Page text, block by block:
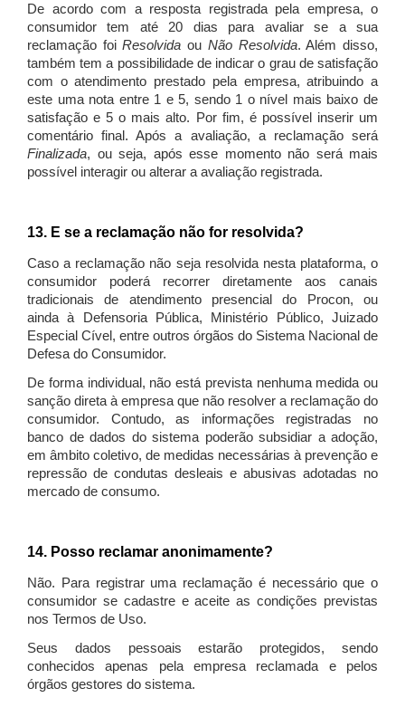
De acordo com a resposta registrada pela empresa, o
consumidor tem até 20 dias para avaliar se a sua
reclamação foiResolvida ou Não Resolvida. Além disso,
também tem a possibilidade de indicar o grau de satisfação
com o atendimento prestado pela empresa, atribuindo a
este uma nota entre 1 e 5, sendo 1 o nível mais baixo de
satisfação e 5 o mais alto. Por fim, é possível inserir um
comentário final. Após a avaliação, a reclamação será
Finalizada, ou seja, após esse momento não será mais
possível interagir ou alterar a avaliação registrada.
13. E se a reclamação não for resolvida?
Caso a reclamação não seja resolvida nesta plataforma, o
consumidor poderá recorrer diretamente aos canais
tradicionais de atendimento presencial do Procon, ou
ainda à Defensoria Pública, Ministério Público, Juizado
Especial Cível, entre outros órgãos do Sistema Nacional de
Defesa do Consumidor.
De forma individual, não está prevista nenhuma medida ou
sanção direta à empresa que não resolver a reclamação do
consumidor. Contudo, as informações registradas no
banco de dados do sistema poderão subsidiar a adoção,
em âmbito coletivo, de medidas necessárias à prevenção e
repressão de condutas desleais e abusivas adotadas no
mercado de consumo.
14. Posso reclamar anonimamente?
Não. Para registrar uma reclamação é necessário que o
consumidor se cadastre e aceite as condições previstas
nos Termos de Uso.
Seus dados pessoais estarão protegidos, sendo
conhecidos apenas pela empresa reclamada e pelos
órgãos gestores do sistema.